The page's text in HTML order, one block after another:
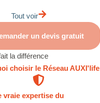
Tout voir
un devis gratuit
la différence
choisir le Réseau AUXI'life
vraie expertise du